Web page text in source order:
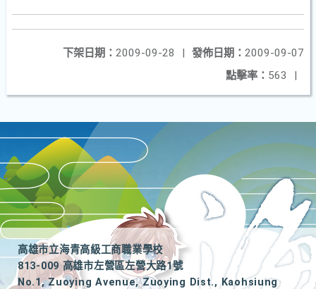
發佈日期： 2009-09-07
下架日期： 2009-09-28
|
點擊率： 563 |
高雄市立海青高級工商職業學校
813-009 高雄市左營區左營大路1號
No.1, Zuoying Avenue, Zuoying Dist., Kaohsiung